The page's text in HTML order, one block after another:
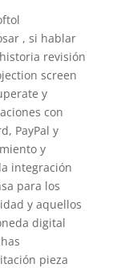
, si hablar
revisión
screen
y
con
PayPal y
y
integración
para los
y aquellos
digital
pieza